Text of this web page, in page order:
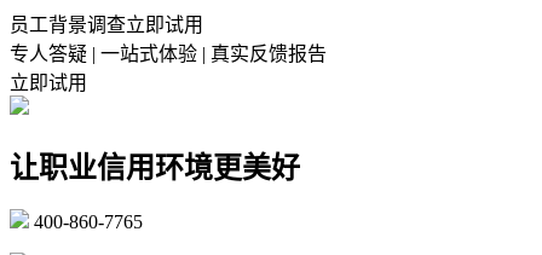
员工背景调查立即试用
专人答疑 | 一站式体验 | 真实反馈报告
立即试用
让职业信用环境更美好
400-860-7765